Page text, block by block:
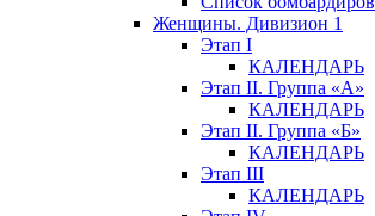
Женщины. Дивизион 1
Этап I
КАЛЕНДАРЬ
Этап II. Группа «А»
КАЛЕНДАРЬ
Этап II. Группа «Б»
КАЛЕНДАРЬ
Этап III
КАЛЕНДАРЬ